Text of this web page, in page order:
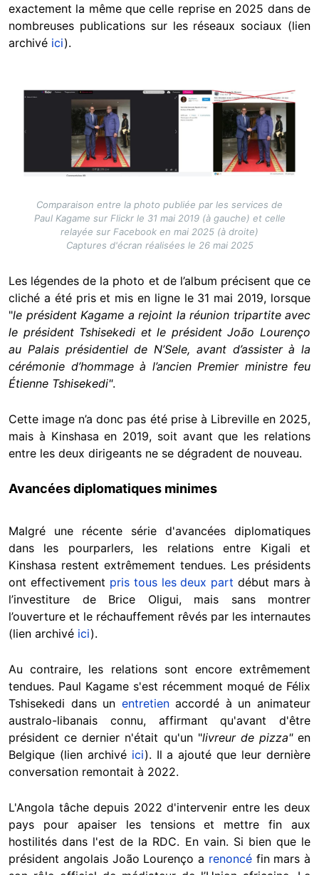
exactement la même que celle reprise en 2025 dans de
nombreuses publications sur les réseaux sociaux (lien
archivé ici).
Image
Comparaison entre la photo publiée par les services de
Paul Kagame sur Flickr le 31 mai 2019 (à gauche) et celle
relayée sur Facebook en mai 2025 (à droite)
Captures d'écran réalisées le 26 mai 2025
Les légendes de la photo et de l’album précisent que ce
cliché a été pris et mis en ligne le 31 mai 2019, lorsque
"le président Kagame a rejoint la réunion tripartite avec
le président Tshisekedi et le président João Lourenço
au Palais présidentiel de N’Sele, avant d’assister à la
cérémonie d’hommage à l’ancien Premier ministre feu
Étienne Tshisekedi".
Cette image n’a donc pas été prise à Libreville en 2025,
mais à Kinshasa en 2019, soit avant que les relations
entre les deux dirigeants ne se dégradent de nouveau.
Avancées diplomatiques minimes
Malgré une récente série d'avancées diplomatiques
dans les pourparlers, les relations entre Kigali et
Kinshasa restent extrêmement tendues. Les présidents
ont effectivement pris tous les deux part début mars à
l’investiture de Brice Oligui, mais sans montrer
l’ouverture et le réchauffement rêvés par les internautes
(lien archivé ici).
Au contraire, les relations sont encore extrêmement
tendues. Paul Kagame s'est récemment moqué de Félix
Tshisekedi dans un entretienaccordé à un animateur
australo-libanais connu, affirmant qu'avant d'être
président ce dernier n'était qu'un "livreur de pizza"en
Belgique (lien archivé ici). Il a ajouté que leur dernière
conversation remontait à 2022.
L'Angola tâche depuis 2022 d'intervenir entre les deux
pays pour apaiser les tensions et mettre fin aux
hostilités dans l'est de la RDC. En vain. Si bien que le
président angolais João Lourenço a renoncéfin mars à